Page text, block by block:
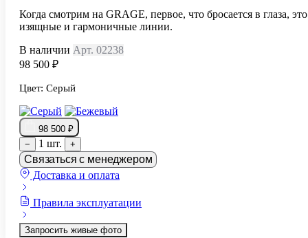
Когда смотрим на GRAGE, первое, что бросается в глаза,
изящные и гармоничные линии.
В наличии Арт. 02238
98 500 ₽
Цвет: Серый
98 500 ₽
−
1 шт. +
Связаться с менеджером
Доставка и оплата
Правила эксплуатации
Запросить живые фото